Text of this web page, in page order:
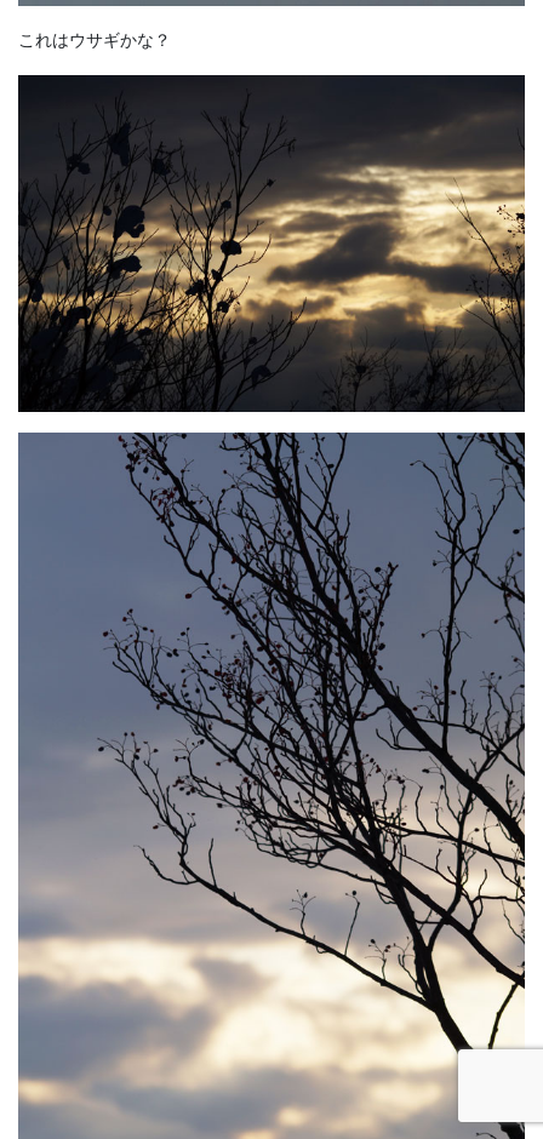
これはウサギかな？